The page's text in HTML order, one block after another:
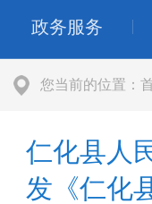
政务服务
您当前的位置：
仁化县人
发《仁化